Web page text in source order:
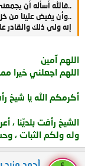
..فالله أسأله أن
..وأن يفيض علينا من
إنه ولي ذلك والقادر
اللهم آمين
اللهم اجعلني خيرا
أكرمكم الله يا شيخ
الشيخ رأفت بلديّنا ،
وله ولكم الثبات ،
أحمد مزيد